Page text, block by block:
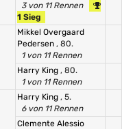
3 von 11 Rennen
1 Sieg
Mikkel Overgaard
Pedersen , 80.
1 von 11 Rennen
Harry King , 80.
1 von 11 Rennen
Harry King , 5.
6 von 11 Rennen
Clemente Alessio